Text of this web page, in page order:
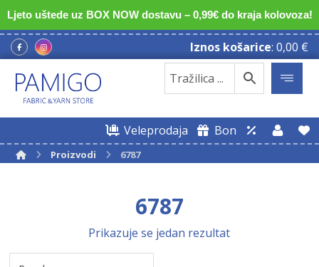
Ljeto uštede uz BOX NOW dostavu – 0,99€ do kraja kolovoza!
Iznos košarice: 0,00 €
Veleprodaja Bon
Proizvodi 6787
6787
Prikazuje se jedan rezultat